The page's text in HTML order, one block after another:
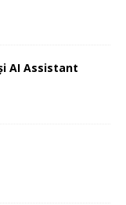
AI Assistant